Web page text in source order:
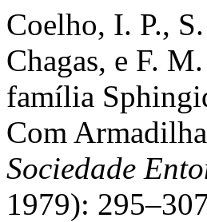
Coelho, I. P.,
Chagas, e F.
família
Com
Sociedade
1979):